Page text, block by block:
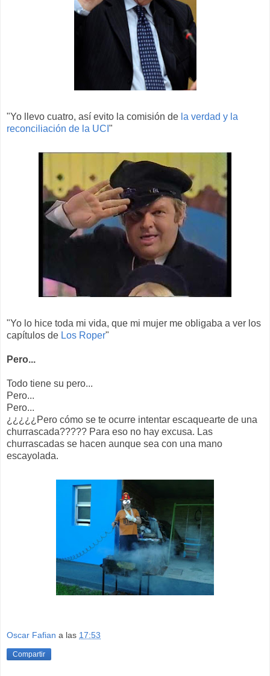
"Yo llevo cuatro, así evito la comisión de la verdad y la
reconciliación de la UCI "
"Yo lo hice toda mi vida, que mi mujer me obligaba a ver los
capítulos de Los Roper"
Pero...
Todo tiene su pero...
Pero...
Pero...
¿¿¿¿¿Pero cómo se te ocurre intentar escaquearte de una
churrascada????? Para eso no hay excusa. Las
churrascadas se hacen aunque sea con una mano
escayolada.
Oscar Fafian a las 17:53
Compartir